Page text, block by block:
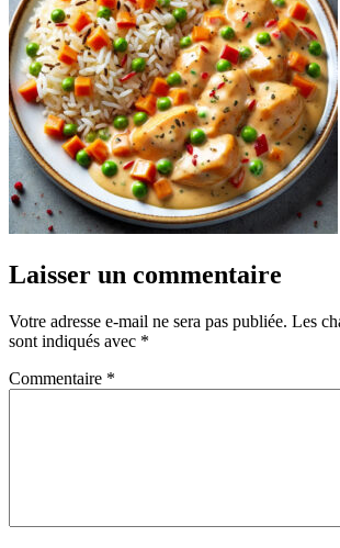
Laisser un commentaire
Votre adresse e-mail ne sera pas publiée. Les
sont indiqués avec *
Commentaire *